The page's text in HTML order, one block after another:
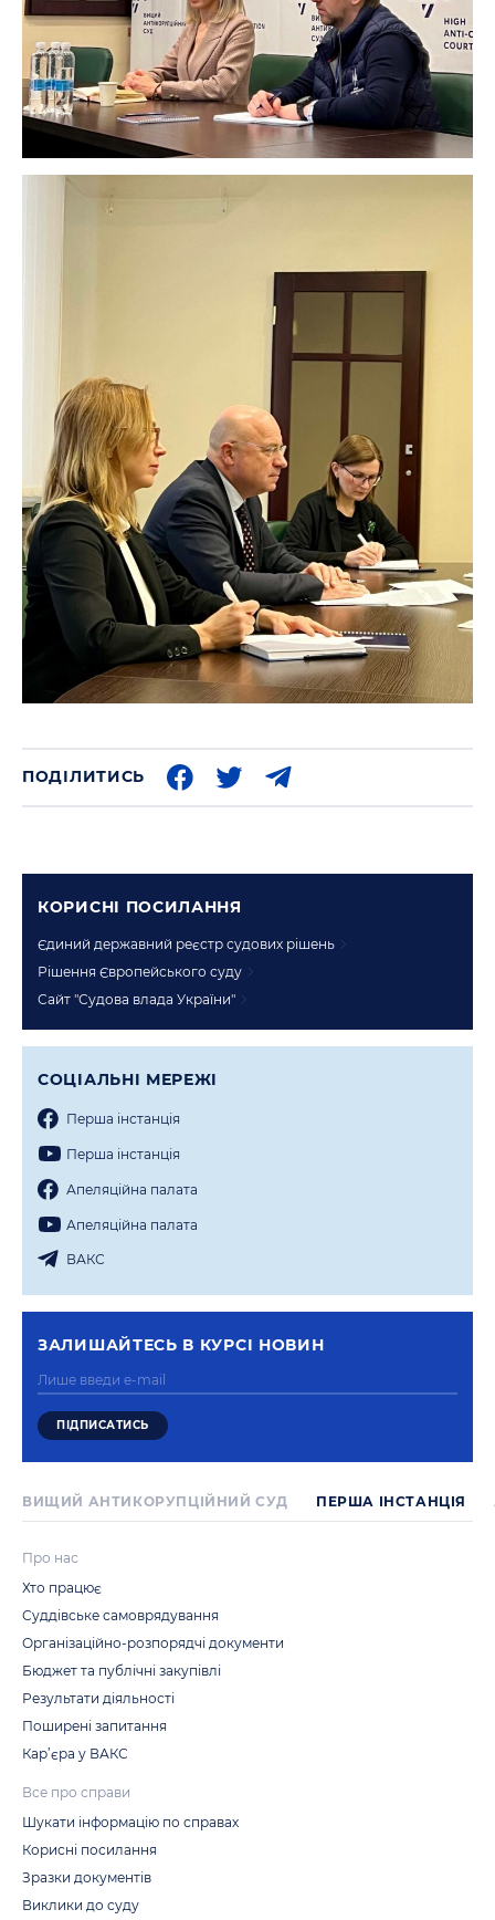
ПОДІЛИТИСЬ
КОРИСНI ПОСИЛАННЯ
Єдиний державний реєстр судових рішень
Рішення Європейського суду
Сайт "Судова влада України"
СОЦIАЛЬНI МЕРЕЖI
Перша iнстанцiя
Перша iнстанцiя
Апеляцiйна палата
Апеляцiйна палата
ВАКС
ЗАЛИШАЙТЕСЬ В КУРСI НОВИН
ВИЩИЙ АНТИКОРУПЦІЙНИЙ СУД ПЕРША IНСТАНЦIЯ
Про нас
Хто працює
Суддівське самоврядування
Організаційно-розпорядчі документи
Бюджет та публічні закупівлі
Результати діяльності
Поширені запитання
Кар’єра у ВАКС
Все про справи
Шукати інформацію по справах
Корисні посилання
Зразки документів
Виклики до суду